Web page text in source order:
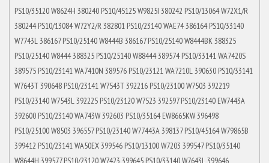
PS10/35120 W8624H 380240 PS10/45125 W9825I 380242 PS10/13064 W72X1/R
380244 PS10/13084 W72Y2/R 382801 PS10/23140 WAE74 386164 PS10/33140
W7743L 386167 PS10/25140 W8444B 386167 PS10/25140 W8444BK 388325
PS10/25140 W8444 388325 PS10/25140 W88444 389574 PS10/33141 WA7420S
389575 PS10/23141 WA7410N 389576 PS10/23121 WA7210L 390630 PS10/33141
W7643T 390648 PS10/23141 W7543T 392216 PS10/23100 W7503 392219
PS10/23140 W7543L 392225 PS10/23120 W7523 392597 PS10/23140 EW7443A
392600 PS10/23140 WA743W 392603 PS10/35164 EW8665KW 396498
PS10/25100 W8503 396557 PS10/23140 W77443A 398137 PS10/45164 W79865B
399412 PS10/23141 WA50EX 399546 PS10/13100 W7203 399547 PS10/35140
W8644H 399577 PS10/23120 W7423 399645 PS10/33140 W7643L 399646